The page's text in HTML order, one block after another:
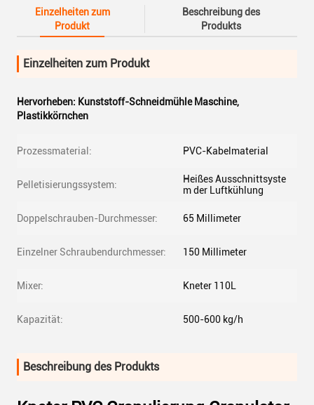
Einzelheiten zum
Produkt
Beschreibung des
Produkts
Einzelheiten zum Produkt
Hervorheben: Kunststoff-Schneidmühle Maschine,
Plastikkörnchen
Prozessmaterial: PVC-Kabelmaterial
Pelletisierungssystem:
Heißes Ausschnittsyste
m der Luftkühlung
Doppelschrauben-Durchmesser: 65 Millimeter
Einzelner Schraubendurchmesser: 150 Millimeter
Mixer: Kneter 110L
Kapazität: 500-600 kg/h
Beschreibung des Produkts